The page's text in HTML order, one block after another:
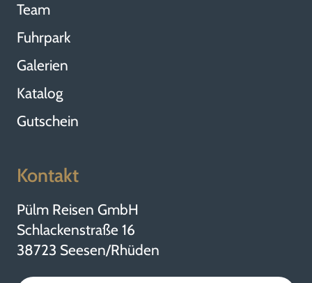
Team
Fuhrpark
Galerien
Katalog
Gutschein
Kontakt
Pülm Reisen GmbH
Schlackenstraße 16
38723 Seesen/Rhüden